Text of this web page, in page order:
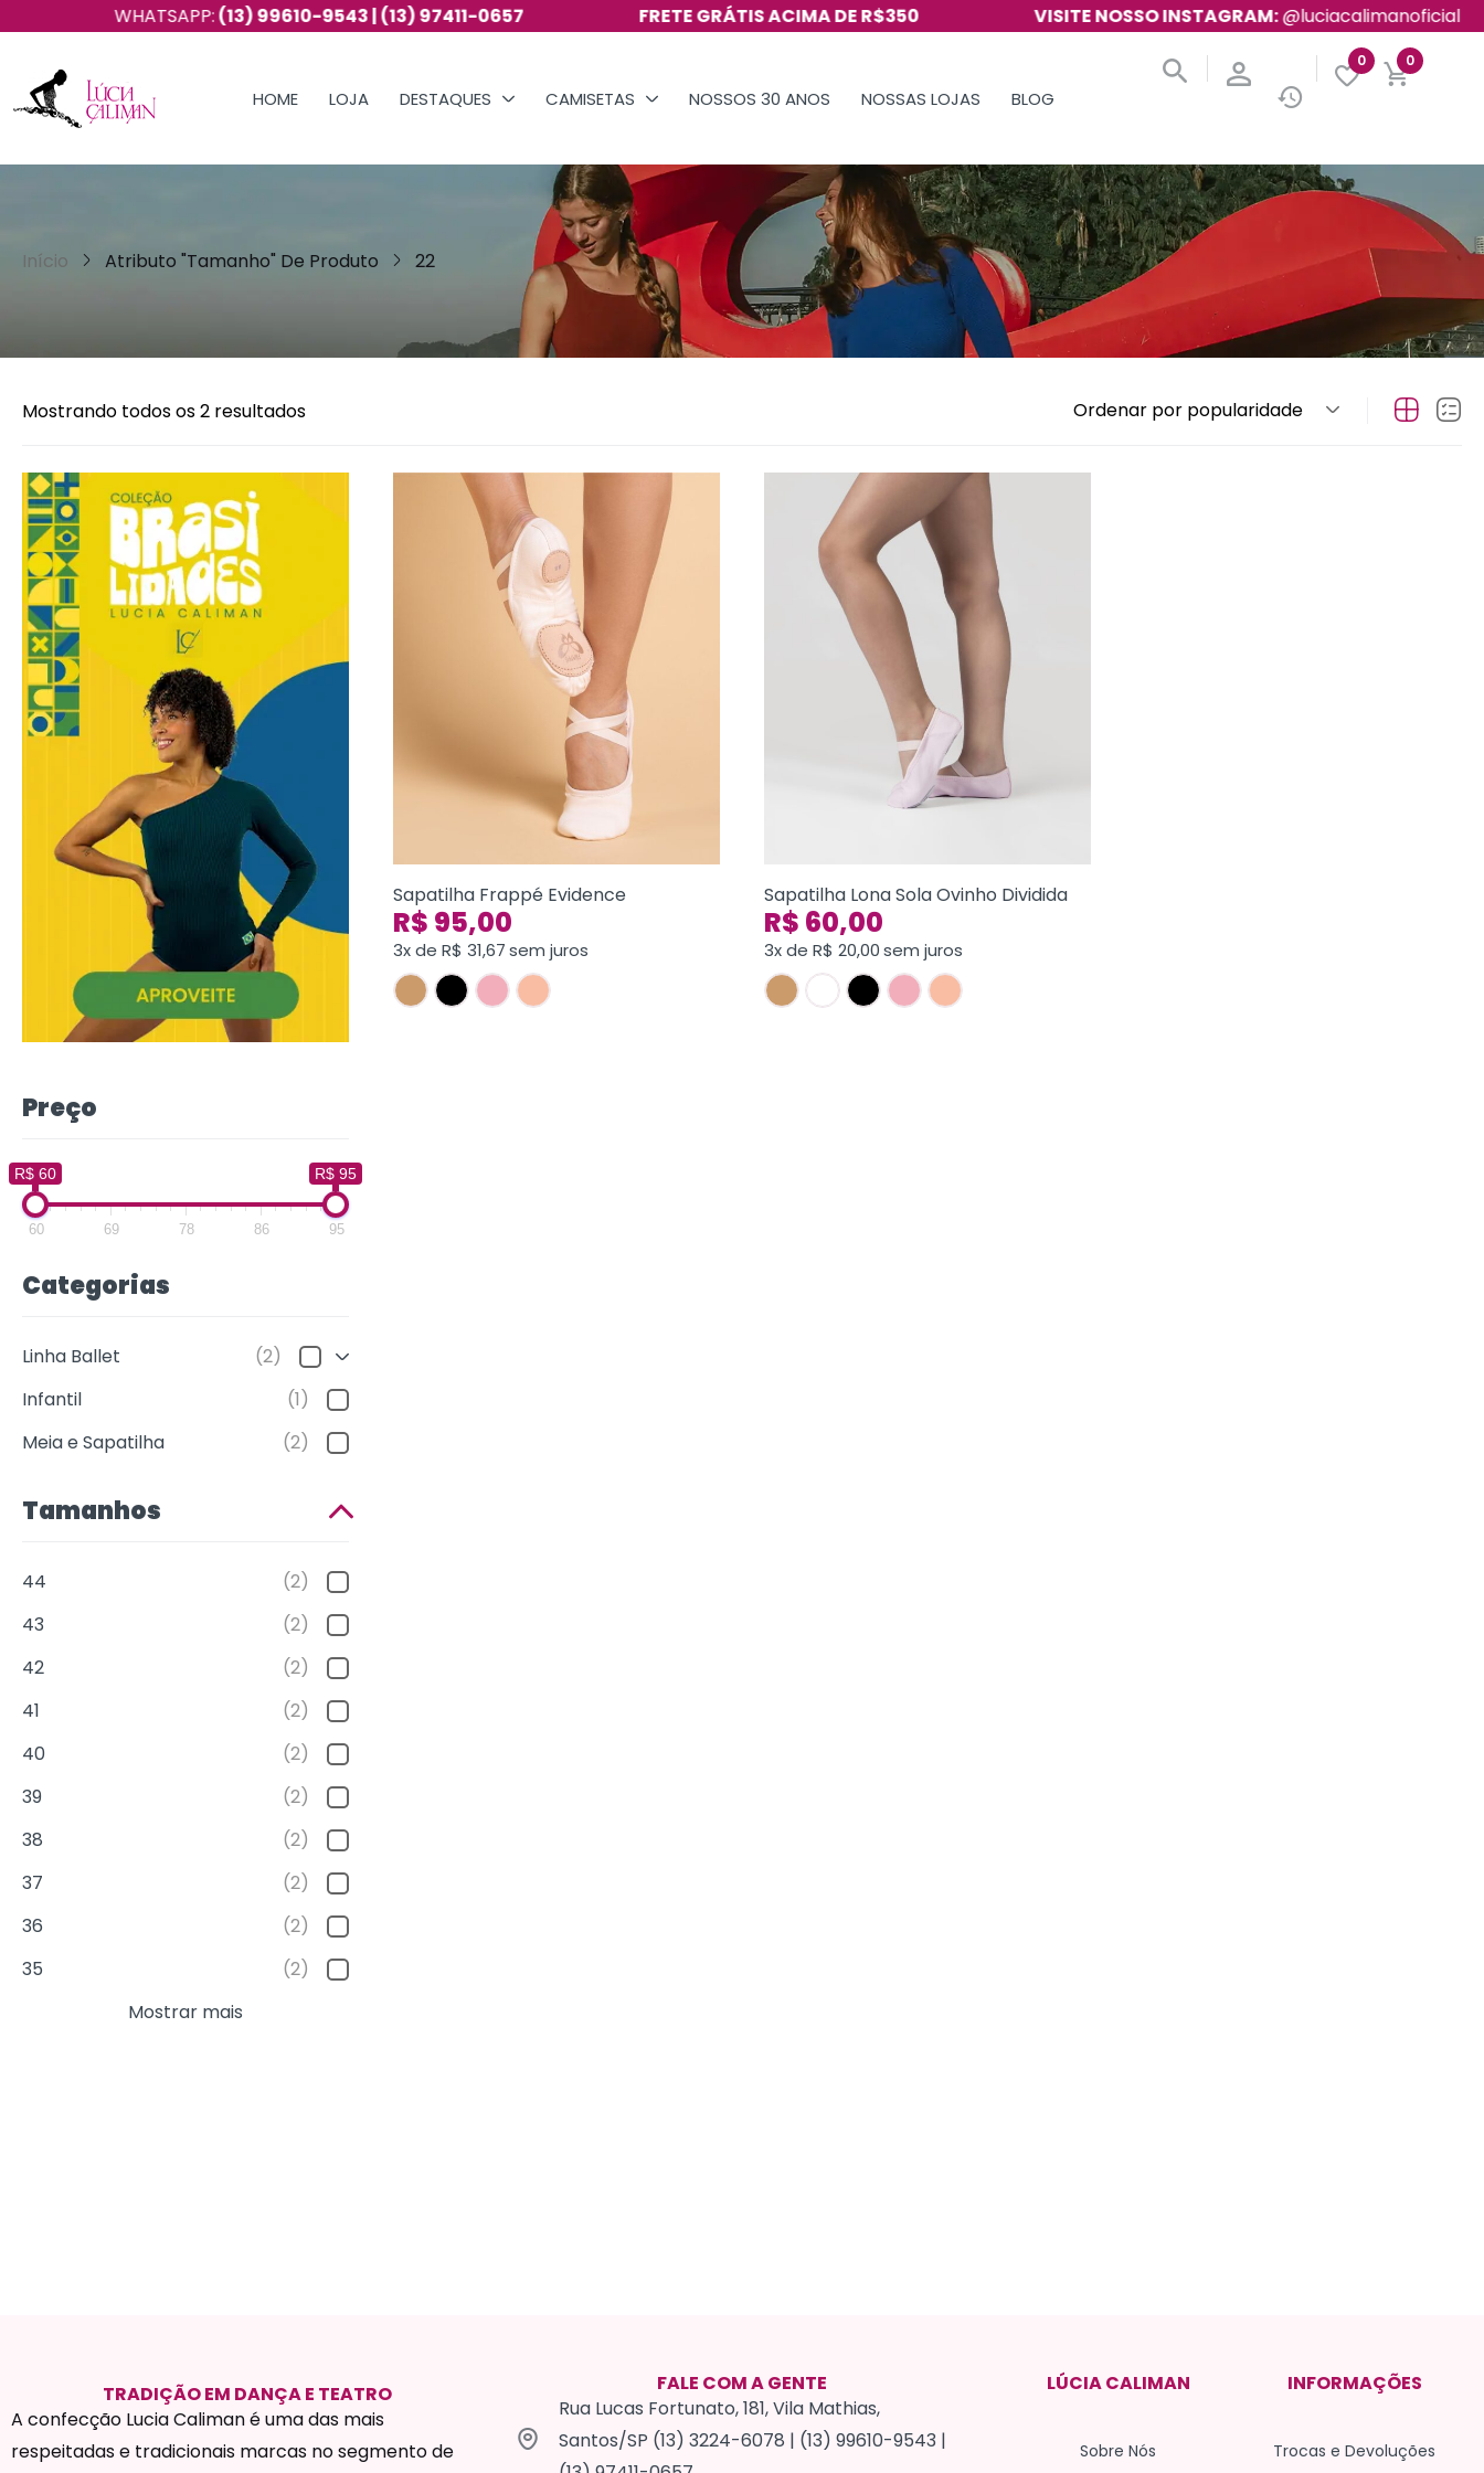
WHATSAPP:(13) 99610-9543 | (13) 97411-0657 FRETE GRÁTIS ACIMA DE R$350 VISITE NOSSO INSTAGRAM:@luciacalimanoficial
HOME LOJA DESTAQUES CAMISETAS NOSSOS 30 ANOS NOSSAS LOJAS BLOG
0 0
Início Atributo "Tamanho" De Produto 22
Mostrando todos os 2 resultados Ordenar por popularidade
Preço
R$ 60 R$ 95
60 69 78 86 95
Categorias
Linha Ballet
(2)
Infantil
(1)
Meia e Sapatilha
(2)
Tamanhos
44
(2)
43
(2)
42
(2)
41
(2)
40
(2)
39
(2)
38
(2)
37
(2)
36
(2)
35
(2)
Mostrar mais
Sapatilha Frappé Evidence
R$ 95,00
3x de R$ 31,67sem juros
Sapatilha Lona Sola Ovinho Dividida
R$ 60,00
3x de R$ 20,00sem juros
TRADIÇÃO EM DANÇA E TEATRO
A confecção Lucia Caliman é uma das mais
respeitadas e tradicionais marcas no segmento de
FALE COM A GENTE
Rua Lucas Fortunato, 181, Vila Mathias,
Santos/SP (13) 3224-6078 | (13) 99610-9543 |
LÚCIA CALIMAN
Sobre Nós
INFORMAÇÕES
Trocas e Devoluções